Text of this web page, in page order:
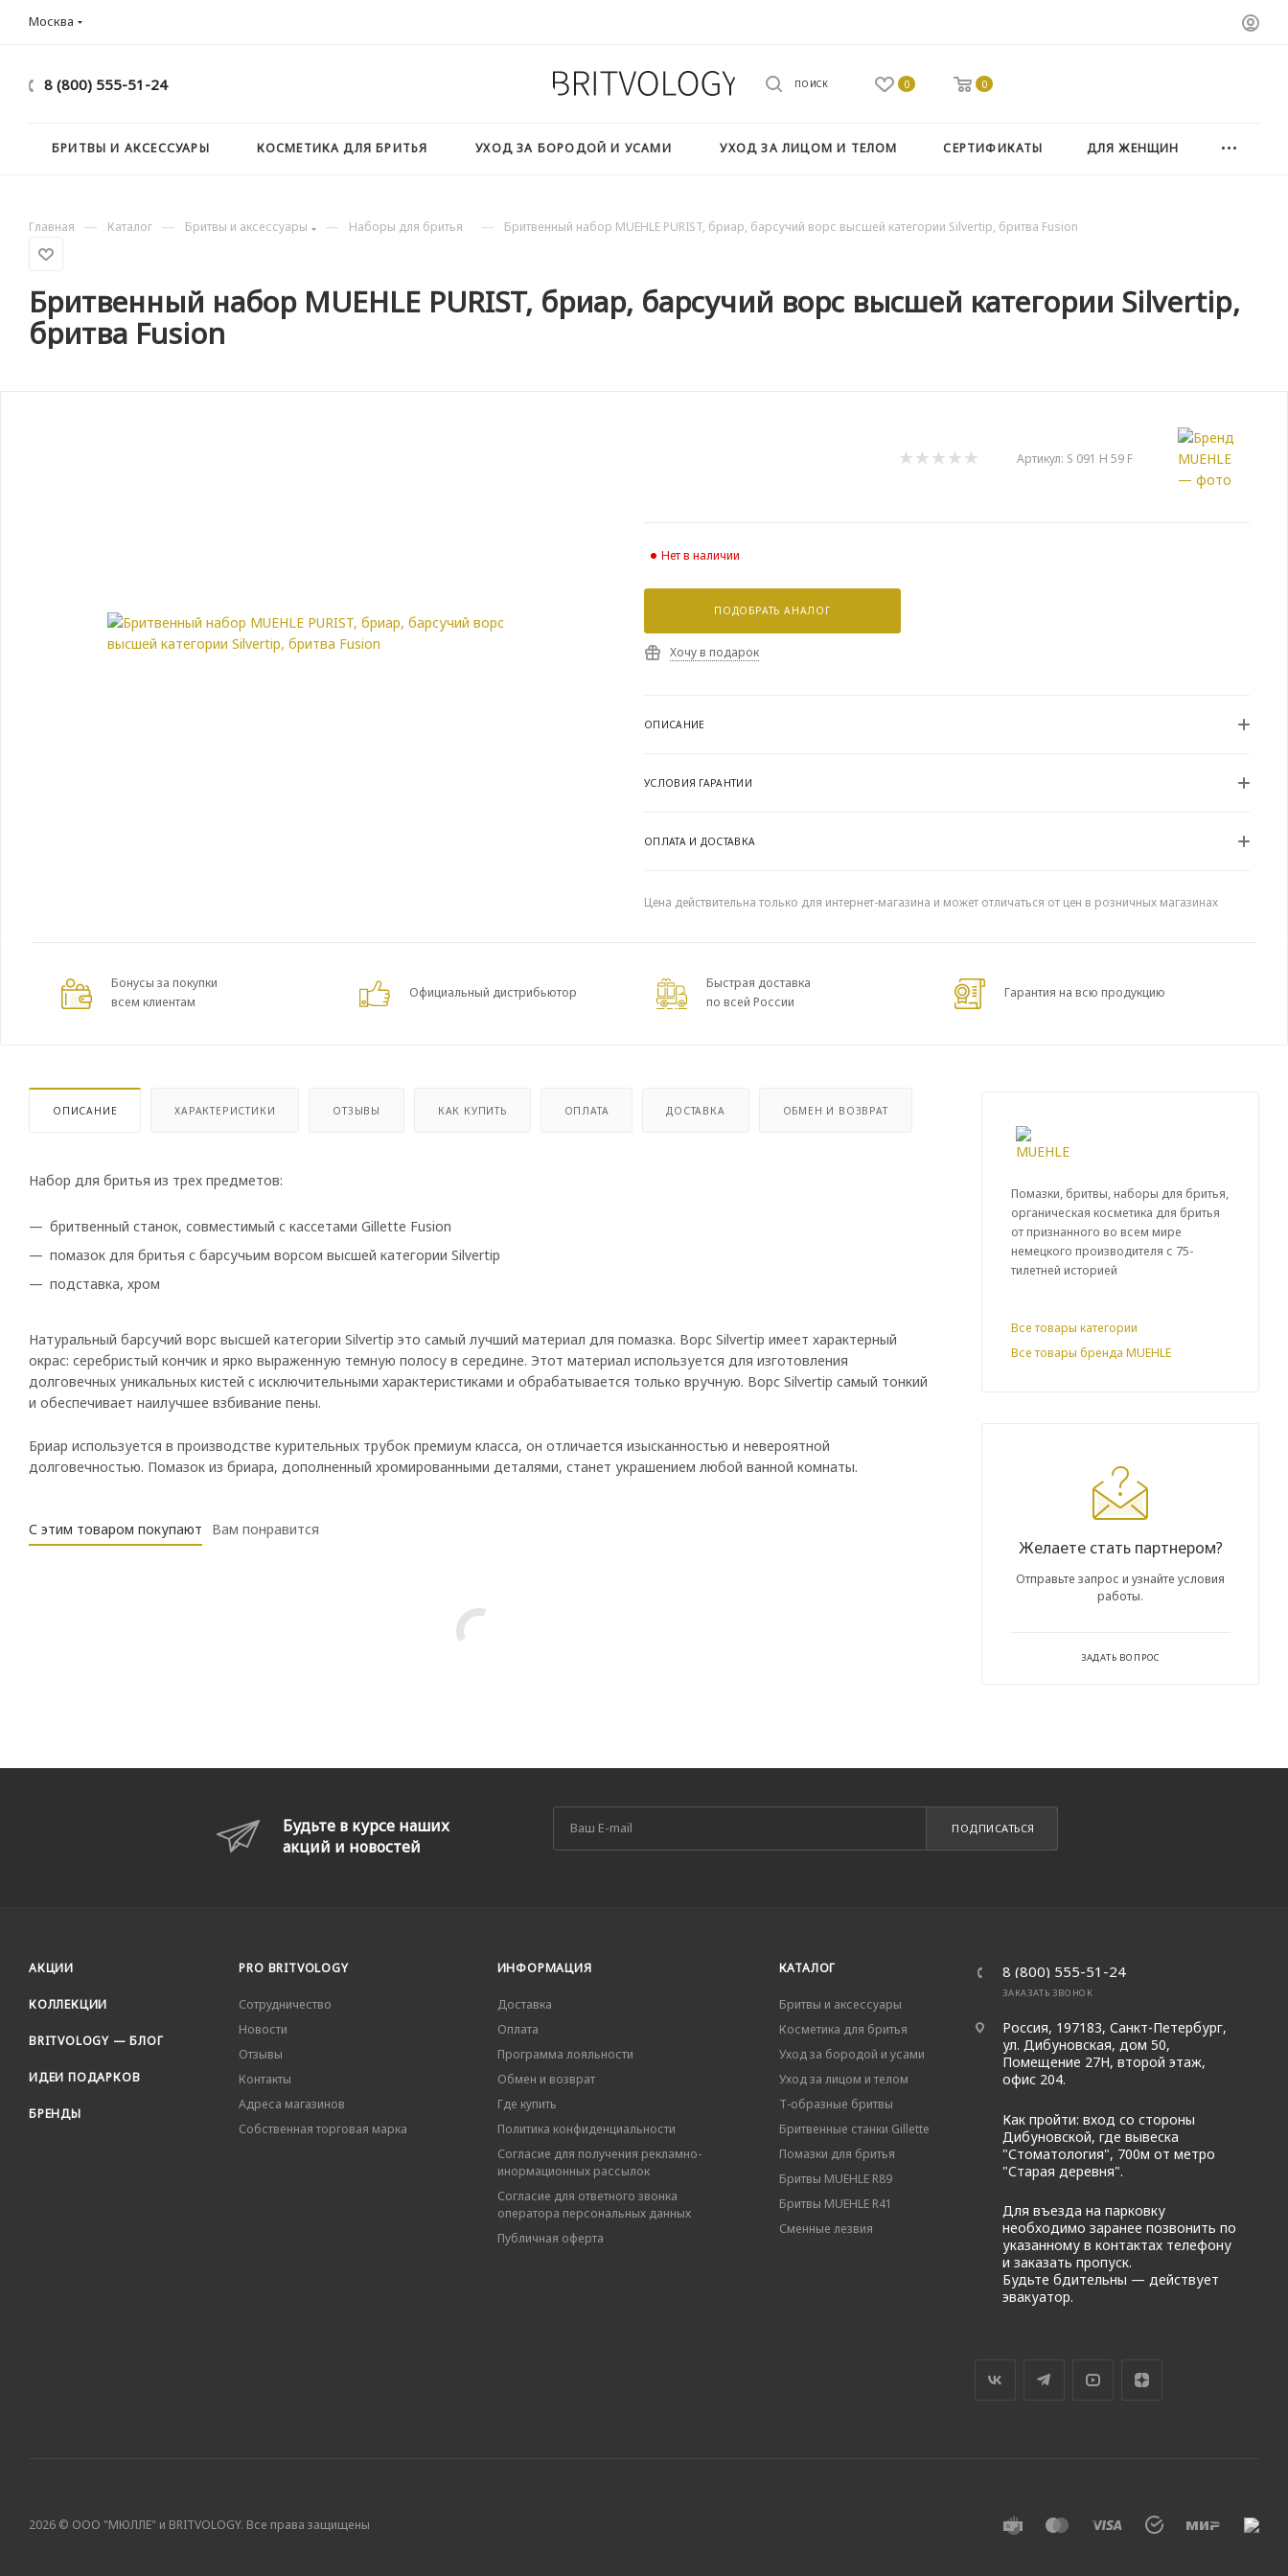
Москва
8 (800) 555-51-24 ПОИСК 0 0
БРИТВЫ И АКСЕССУАРЫ КОСМЕТИКА ДЛЯ БРИТЬЯ УХОД ЗА БОРОДОЙ И УСАМИ УХОД ЗА ЛИЦОМ И ТЕЛОМ СЕРТИФИКАТЫ ДЛЯ ЖЕНЩИН
Главная — Каталог — Бритвы и аксессуары — Наборы для бритья — Бритвенный набор MUEHLE PURIST, бриар, барсучий ворс высшей категории Silvertip, бритва Fusion
Бритвенный набор MUEHLE PURIST, бриар, барсучий ворс высшей категории Silvertip,
бритва Fusion
Артикул: S 091 H 59 F
Нет в наличии
ПОДОБРАТЬ АНАЛОГ
Хочу в подарок
ОПИСАНИЕ
УСЛОВИЯ ГАРАНТИИ
ОПЛАТА И ДОСТАВКА
Цена действительна только для интернет-магазина и может отличаться от цен в розничных магазинах
Бонусы за покупки
всем клиентам
Официальный дистрибьютор
Быстрая доставка
по всей России
Гарантия на всю продукцию
ОПИСАНИЕ ХАРАКТЕРИСТИКИ ОТЗЫВЫ КАК КУПИТЬ ОПЛАТА ДОСТАВКА ОБМЕН И ВОЗВРАТ
Набор для бритья из трех предметов:
бритвенный станок, совместимый с кассетами Gillette Fusion
помазок для бритья с барсучьим ворсом высшей категории Silvertip
подставка, хром
Натуральный барсучий ворс высшей категории Silvertip это самый лучший материал для помазка. Ворс Silvertip имеет характерный
окрас: серебристый кончик и ярко выраженную темную полосу в середине. Этот материал используется для изготовления
долговечных уникальных кистей с исключительными характеристиками и обрабатывается только вручную. Ворс Silvertip самый тонкий
и обеспечивает наилучшее взбивание пены.
Бриар используется в производстве курительных трубок премиум класса, он отличается изысканностью и невероятной
долговечностью. Помазок из бриара, дополненный хромированными деталями, станет украшением любой ванной комнаты.
С этим товаром покупают Вам понравится
Помазки, бритвы, наборы для бритья,
органическая косметика для бритья
от признанного во всем мире
немецкого производителя с 75-
тилетней историей
Все товары категории
Все товары бренда MUEHLE
Желаете стать партнером?
Отправьте запрос и узнайте условия
работы.
ЗАДАТЬ ВОПРОС
Будьте в курсе наших
акций и новостей
ПОДПИСАТЬСЯ
АКЦИИ
КОЛЛЕКЦИИ
BRITVOLOGY — БЛОГ
ИДЕИ ПОДАРКОВ
БРЕНДЫ
PRO BRITVOLOGY
Сотрудничество
Новости
Отзывы
Контакты
Адреса магазинов
Собственная торговая марка
ИНФОРМАЦИЯ
Доставка
Оплата
Программа лояльности
Обмен и возврат
Где купить
Политика конфиденциальности
Согласие для получения рекламно-
инормационных рассылок
Согласие для ответного звонка
оператора персональных данных
Публичная оферта
КАТАЛОГ
Бритвы и аксессуары
Косметика для бритья
Уход за бородой и усами
Уход за лицом и телом
Т-образные бритвы
Бритвенные станки Gillette
Помазки для бритья
Бритвы MUEHLE R89
Бритвы MUEHLE R41
Сменные лезвия
8 (800) 555-51-24
ЗАКАЗАТЬ ЗВОНОК
Россия, 197183, Санкт-Петербург,
ул. Дибуновская, дом 50,
Помещение 27Н, второй этаж,
офис 204.
Как пройти: вход со стороны
Дибуновской, где вывеска
"Стоматология", 700м от метро
"Старая деревня".
Для въезда на парковку
необходимо заранее позвонить по
указанному в контактах телефону
и заказать пропуск.
Будьте бдительны — действует
эвакуатор.
2026 © ООО "МЮЛЛЕ" и BRITVOLOGY. Все права защищены